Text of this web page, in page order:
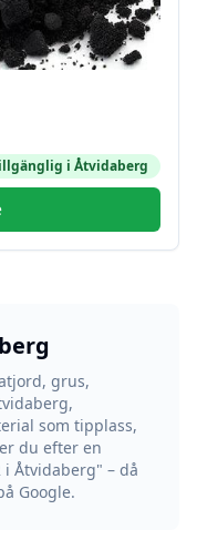
i Åtvidaberg
grus,
,
som tipplass,
du efter en
i Åtvidaberg" – då
Google.